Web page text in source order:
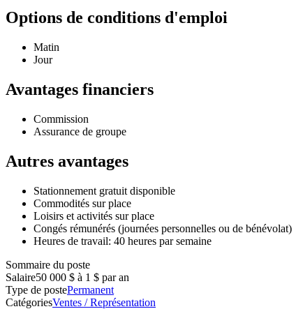
Options de conditions d'emploi
Matin
Jour
Avantages financiers
Commission
Assurance de groupe
Autres avantages
Stationnement gratuit disponible
Commodités sur place
Loisirs et activités sur place
Congés rémunérés (journées personnelles ou de bénévolat)
Heures de travail: 40 heures par semaine
Sommaire du poste
Salaire50 000 $ à 1 $ par an
Type de postePermanent
CatégoriesVentes / Représentation